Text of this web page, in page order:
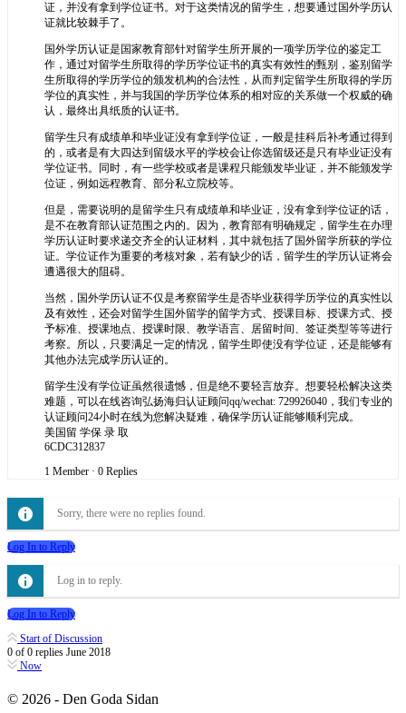
证，并没有拿到学位证书。对于这类情况的留学生，想要通过国外学历认
证就比较棘手了。
国外学历认证是国家教育部针对留学生所开展的一项学历学位的鉴定工
作，通过对留学生所取得的学历学位证书的真实有效性的甄别，鉴别留学
生所取得的学历学位的颁发机构的合法性，从而判定留学生所取得的学历
学位的真实性，并与我国的学历学位体系的相对应的关系做一个权威的确
认，最终出具纸质的认证书。
留学生只有成绩单和毕业证没有拿到学位证，一般是挂科后补考通过得到
的，或者是有大四达到留级水平的学校会让你选留级还是只有毕业证没有
学位证书。同时，有一些学校或者是课程只能颁发毕业证，并不能颁发学
位证，例如远程教育、部分私立院校等。
但是，需要说明的是留学生只有成绩单和毕业证，没有拿到学位证的话，
是不在教育部认证范围之内的。因为，教育部有明确规定，留学生在办理
学历认证时要求递交齐全的认证材料，其中就包括了国外留学所获的学位
证。学位证作为重要的考核对象，若有缺少的话，留学生的学历认证将会
遭遇很大的阻碍。
当然，国外学历认证不仅是考察留学生是否毕业获得学历学位的真实性以
及有效性，还会对留学生国外留学的留学方式、授课目标、授课方式、授
予标准、授课地点、授课时限、教学语言、居留时间、签证类型等等进行
考察。所以，只要满足一定的情况，留学生即使没有学位证，还是能够有
其他办法完成学历认证的。
留学生没有学位证虽然很遗憾，但是绝不要轻言放弃。想要轻松解决这类
难题，可以在线咨询弘扬海归认证顾问qq/wechat: 729926040，我们专业的
认证顾问24小时在线为您解决疑难，确保学历认证能够顺利完成。
美国留 学保 录 取
6CDC312837
1 Member · 0 Replies
Sorry, there were no replies found.
Log In to Reply
Log in to reply.
Log In to Reply
Start of Discussion
0 of 0 replies June 2018
Now
© 2026 - Den Goda Sidan